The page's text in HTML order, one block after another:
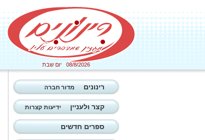
08/8/2026 יום שבת
רינונים מדור חברה
קצר ולעניין ידיעות קצרות
ספרים חדשים